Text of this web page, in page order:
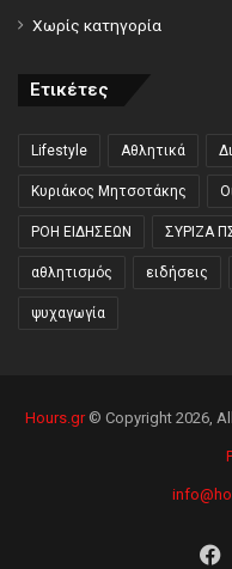
Χωρίς κατηγορία
Ετικέτες
Lifestyle Αθλητικά
Κυριάκος Μητσοτάκης
ΡΟΗ ΕΙΔΗΣΕΩΝ ΣΥΡΙΖΑ
αθλητισμός ειδήσεις
ψυχαγωγία
Hours.gr© Copyright 2026,